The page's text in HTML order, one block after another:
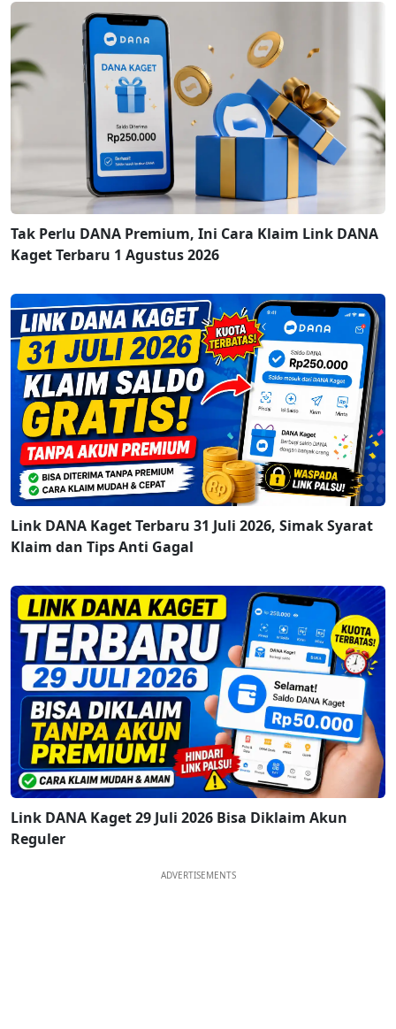
Tak Perlu DANA Premium, Ini Cara Klaim Link DANA
Kaget Terbaru 1 Agustus 2026
Link DANA Kaget Terbaru 31 Juli 2026, Simak Syarat
Klaim dan Tips Anti Gagal
Link DANA Kaget 29 Juli 2026 Bisa Diklaim Akun
Reguler
ADVERTISEMENTS